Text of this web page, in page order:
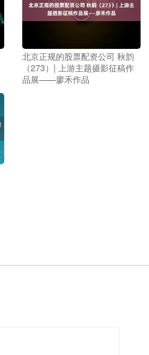
北京正规的股票配资公司 秋韵
（273）| 上游主题摄影征稿作
品展——廖禾作品